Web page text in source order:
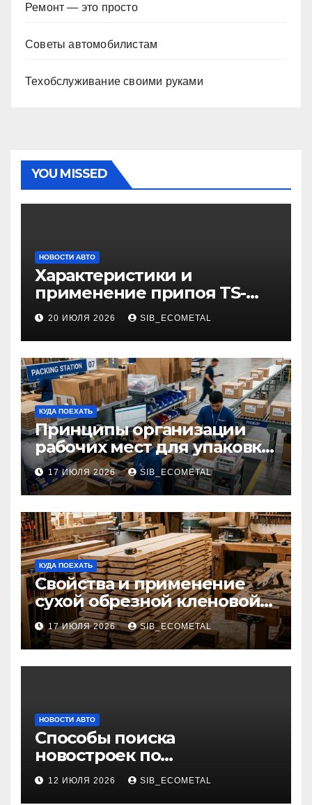
Ремонт — это просто
Советы автомобилистам
Техобслуживание своими руками
YOU MISSED
НОВОСТИ АВТО
Характеристики и
применение припоя TS-
99.35050
20 ИЮЛЯ 2026 SIB_ECOMETAL
КУДА ПОЕХАТЬ
Принципы организации
рабочих мест для упаковки
и комплектации товаров
17 ИЮЛЯ 2026 SIB_ECOMETAL
КУДА ПОЕХАТЬ
Свойства и применение
сухой обрезной кленовой
доски в столярном деле
17 ИЮЛЯ 2026 SIB_ECOMETAL
НОВОСТИ АВТО
Способы поиска
новостроек по
индивидуальным
параметрам
12 ИЮЛЯ 2026 SIB_ECOMETAL